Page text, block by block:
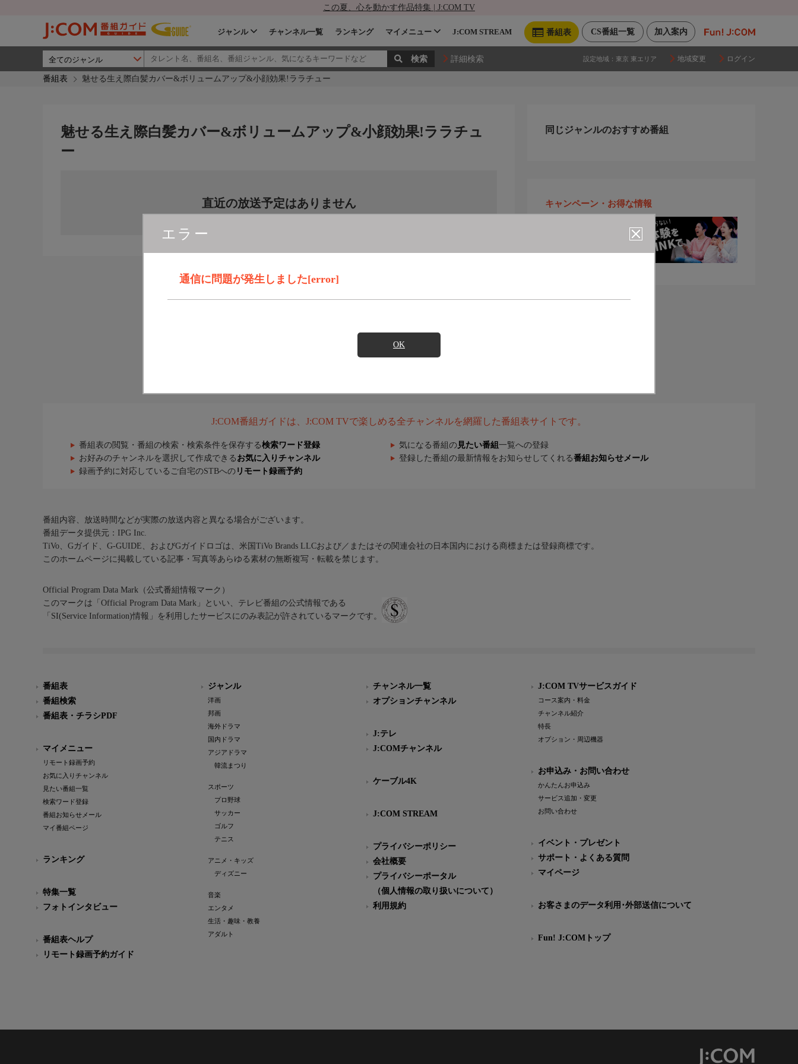
この夏、心を動かす作品特集 | J:COM TV
加入案内
CS番組一覧
番組表
ジャンル チャンネル一覧 ランキング マイメニュー J:COM STREAM
詳細検索 設定地域： 東京 東エリア 地域変更 ログイン
番組表 魅せる生え際白髪カバー&ボリュームアップ&小顔効果!ララチュー
エラー
通信に問題が発生しました[error]
OK
魅せる生え際白髪カバー&ボリュームアップ&小顔効果!ララチュ
ー
直近の放送予定はありません
同じジャンルのおすすめ番組
キャンペーン・お得な情報
J:COM番組ガイドは、J:COM TVで楽しめる全チャンネルを網羅した番組表サイトです。
番組表の閲覧・番組の検索・検索条件を保存する検索ワード登録 気になる番組の 見たい番組 一覧への登録
お好みのチャンネルを選択して作成できる お気に入りチャンネル 登録した番組の最新情報をお知らせしてくれる番組お知らせメール
録画予約に対応しているご自宅のSTBへの リモート録画予約
番組内容、放送時間などが実際の放送内容と異なる場合がございます。
番組データ提供元：IPG Inc.
TiVo、Gガイド、G-GUIDE、およびGガイドロゴは、米国TiVo Brands LLCおよび／またはその関連会社の日本国内における商標または登録商標です。
このホームページに掲載している記事・写真等あらゆる素材の無断複写・転載を禁じます。
Official Program Data Mark（公式番組情報マーク）
このマークは「Official Program Data Mark」といい、テレビ番組の公式情報である
「SI(Service Information)情報」を利用したサービスにのみ表記が許されているマークです。
番組表
番組検索
番組表・チラシPDF
マイメニュー
リモート録画予約
お気に入りチャンネル
見たい番組一覧
検索ワード登録
番組お知らせメール
マイ番組ページ
ランキング
特集一覧
フォトインタビュー
番組表ヘルプ
リモート録画予約ガイド
ジャンル
洋画
邦画
海外ドラマ
国内ドラマ
アジアドラマ
韓流まつり
スポーツ
プロ野球
サッカー
ゴルフ
テニス
アニメ・キッズ
ディズニー
音楽
エンタメ
生活・趣味・教養
アダルト
チャンネル一覧
オプションチャンネル
J:テレ
J:COMチャンネル
ケーブル4K
J:COM STREAM
プライバシーポリシー
会社概要
プライバシーポータル
（個人情報の取り扱いについて）
利用規約
J:COM TVサービスガイド
コース案内・料金
チャンネル紹介
特長
オプション・周辺機器
お申込み・お問い合わせ
かんたんお申込み
サービス追加・変更
お問い合わせ
イベント・プレゼント
サポート・よくある質問
マイページ
お客さまのデータ利用･外部送信について
Fun! J:COMトップ